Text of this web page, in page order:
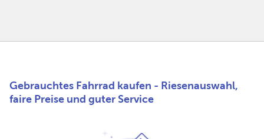
Gebrauchtes Fahrrad kaufen - Riesenauswahl,
faire Preise und guter Service